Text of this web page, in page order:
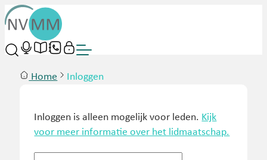
Home Inloggen
Inloggen is alleen mogelijk voor leden. Kijk
voor meer informatie over het lidmaatschap.